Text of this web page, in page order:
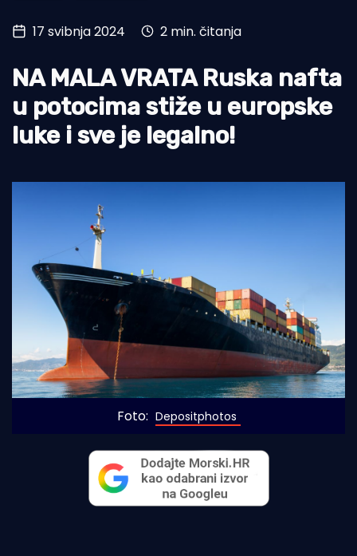
Pomorstvo
Ekologija
Tradicija i kultura
17 svibnja 2024 2 min. čitanja
NA MALA VRATA Ruska nafta
u potocima stiže u europske
luke i sve je legalno!
Foto: Depositphotos